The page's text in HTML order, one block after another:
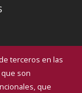
terceros en las
son
que